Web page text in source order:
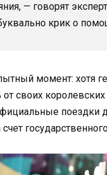
— говорят
крик о
момент: хотя
своих королевских
поездки